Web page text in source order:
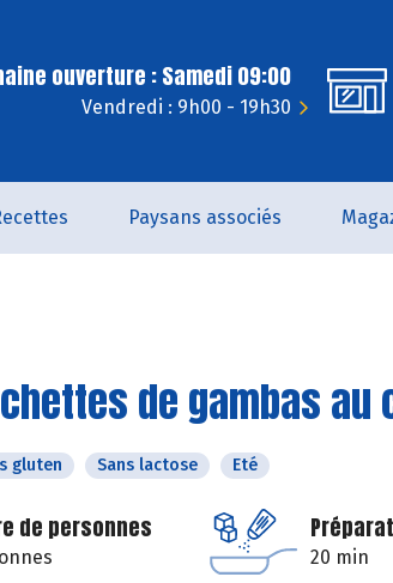
ouverture : Samedi 09:00
Vendredi : 9h00 - 19h30
Paysans associés
de gambas au
gluten Sans lactose Eté
de personnes
20 min